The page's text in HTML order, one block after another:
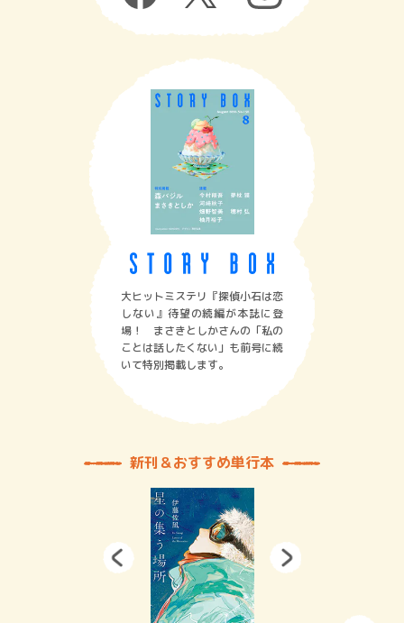
大ヒットミステリ『探偵小石は恋
しない』待望の続編が本誌に登
場！ まさきとしかさんの「私の
ことは話したくない」も前号に続
いて特別掲載します。
新刊＆おすすめ単行本